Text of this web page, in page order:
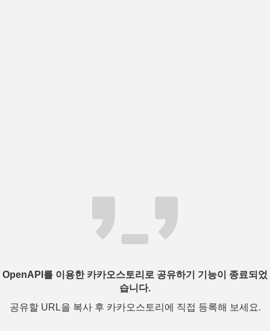
OpenAPI를 이용한 카카오스토리로 공유하기 기능이 종료되었
습니다.
공유할 URL을 복사 후 카카오스토리에 직접 등록해 보세요.